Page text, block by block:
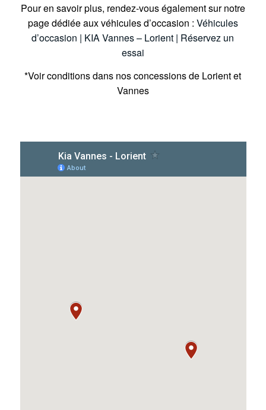
Pour en savoir plus, rendez-vous également sur notre
page dédiée aux véhicules d’occasion : Véhicules
d’occasion | KIA Vannes – Lorient | Réservez un
essai
*Voir conditions dans nos concessions de Lorient et
Vannes